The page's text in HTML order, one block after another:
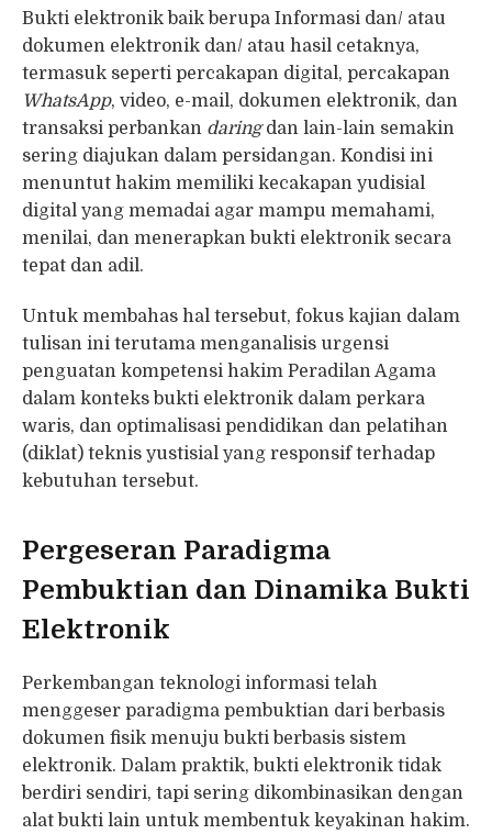
Bukti elektronik baik berupa Informasi dan/ atau
dokumen elektronik dan/ atau hasil cetaknya,
termasuk seperti percakapan digital, percakapan
WhatsApp, video, e-mail, dokumen elektronik, dan
transaksi perbankan daringdan lain-lain semakin
sering diajukan dalam persidangan. Kondisi ini
menuntut hakim memiliki kecakapan yudisial
digital yang memadai agar mampu memahami,
menilai, dan menerapkan bukti elektronik secara
tepat dan adil.
Untuk membahas hal tersebut, fokus kajian dalam
tulisan ini terutama menganalisis urgensi
penguatan kompetensi hakim Peradilan Agama
dalam konteks bukti elektronik dalam perkara
waris, dan optimalisasi pendidikan dan pelatihan
(diklat) teknis yustisial yang responsif terhadap
kebutuhan tersebut.
Pergeseran Paradigma
Pembuktian dan Dinamika Bukti
Elektronik
Perkembangan teknologi informasi telah
menggeser paradigma pembuktian dari berbasis
dokumen fisik menuju bukti berbasis sistem
elektronik. Dalam praktik, bukti elektronik tidak
berdiri sendiri, tapi sering dikombinasikan dengan
alat bukti lain untuk membentuk keyakinan hakim.